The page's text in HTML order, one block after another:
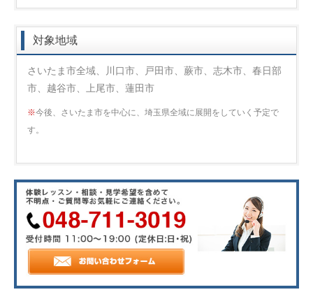
対象地域
さいたま市全域、川口市、戸田市、蕨市、志木市、春日部
市、越谷市、上尾市、蓮田市
※今後、さいたま市を中心に、埼玉県全域に展開をしていく予定で
す。